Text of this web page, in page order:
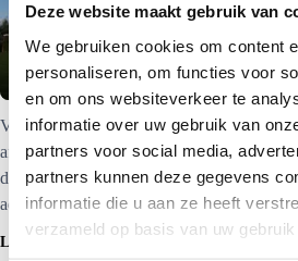
Deze website maakt gebruik van
We gebruiken cookies om content
personaliseren, om functies voor
en om ons websiteverkeer te
informatie over uw gebruik van
partners voor social media,
partners kunnen deze gegevens
informatie die u aan ze heeft
verzameld op basis van uw
Te Anau Lodge
Vanuit het 60 km verderop gelegen
afgebroken om in Te Anau als lodge terug
dag kunt u er genieten van de historische
ademt.
LEES MEER